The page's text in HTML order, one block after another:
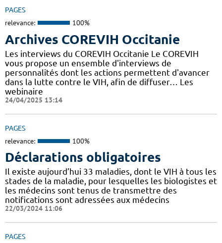
PAGES
relevance: 100%
Archives COREVIH Occitanie
Les interviews du COREVIH Occitanie Le COREVIH
vous propose un ensemble d'interviews de
personnalités dont les actions permettent d'avancer
dans la lutte contre le VIH, afin de diffuser… Les
webinaire
24/04/2025 13:14
PAGES
relevance: 100%
Déclarations obligatoires
Il existe aujourd’hui 33 maladies, dont le VIH à tous les
stades de la maladie, pour lesquelles les biologistes et
les médecins sont tenus de transmettre des
notifications sont adressées aux médecins
22/03/2024 11:06
PAGES